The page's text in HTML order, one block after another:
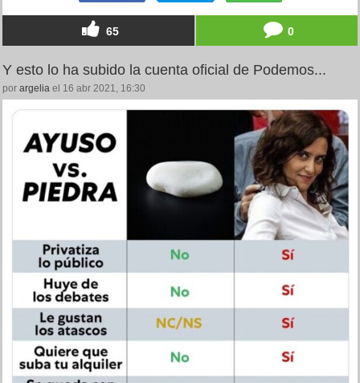
65 0
Y esto lo ha subido la cuenta oficial de Podemos...
por argelia el 16 abr 2021, 16:30